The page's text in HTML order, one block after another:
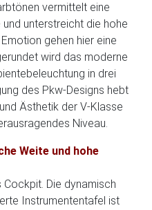
vermittelt eine
unterstreicht die hohe
gehen hier eine
wird das moderne
in drei
des Pkw-Designs hebt
Ästhetik der V-Klasse
Niveau.
Weite und hohe
Die dynamisch
Instrumententafel ist